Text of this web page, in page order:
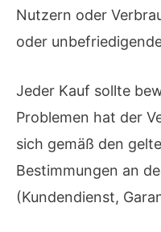
Nutzern oder
oder
Jeder Kauf sollte
Problemen hat der
sich gemäß den
Bestimmungen an
(Kundendienst,